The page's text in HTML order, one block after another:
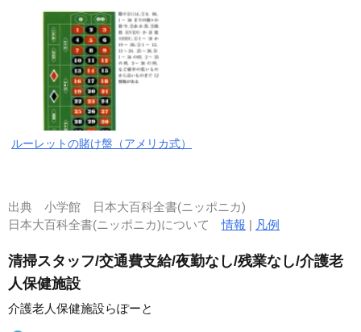
ルーレットの賭け盤（アメリカ式）
出典 小学館 日本大百科全書(ニッポニカ)
日本大百科全書(ニッポニカ)について情報 | 凡例
清掃スタッフ/交通費支給/夜勤なし/残業なし/介護老
人保健施設
介護老人保健施設らぽーと